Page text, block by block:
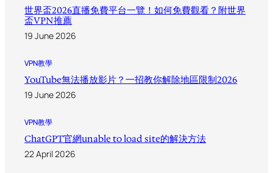
世界盃2026直播免費平台一覽！如何免費觀看？附世界
盃VPN推薦
19 June 2026
VPN教學
YouTube無法播放影片？一招教你解除地區限制2026
19 June 2026
VPN教學
ChatGPT官網unable to load site的解決方法
22 April 2026